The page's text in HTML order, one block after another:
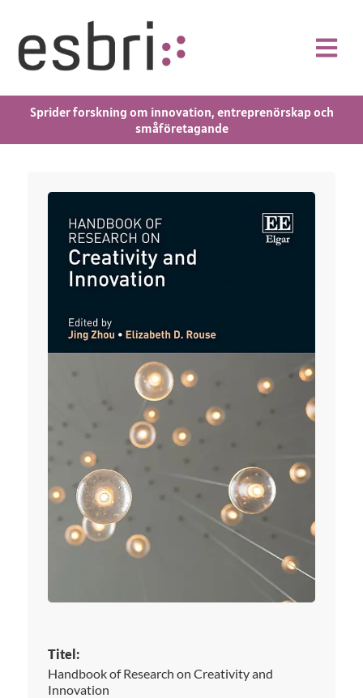
Sprider forskning om innovation, entreprenörskap och
småföretagande
Titel:
Handbook of Research on Creativity and
Innovation